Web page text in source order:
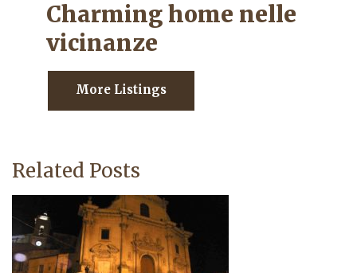
Charming home nelle
vicinanze
More Listings
Related Posts